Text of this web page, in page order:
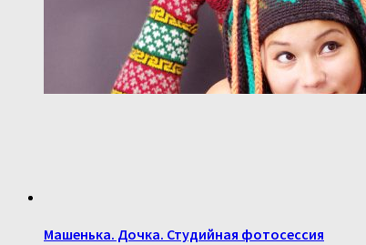
Машенька. Дочка. Студийная фотосессия